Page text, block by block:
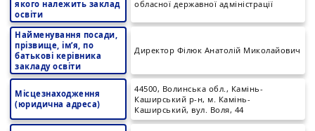
якого належить заклад
освіти
обласної державної адміністрації
Найменування посади,
прізвище, ім’я, по
батькові керівника
закладу освіти
Директор Філюк Анатолій Миколайович
Місцезнаходження
(юридична адреса)
44500, Волинська обл., Камінь-
Каширський р-н, м. Камінь-
Каширський, вул. Воля, 44